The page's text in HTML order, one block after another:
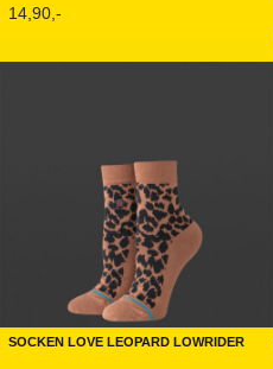
14,90,-
Socken Love Leopard Lowrider